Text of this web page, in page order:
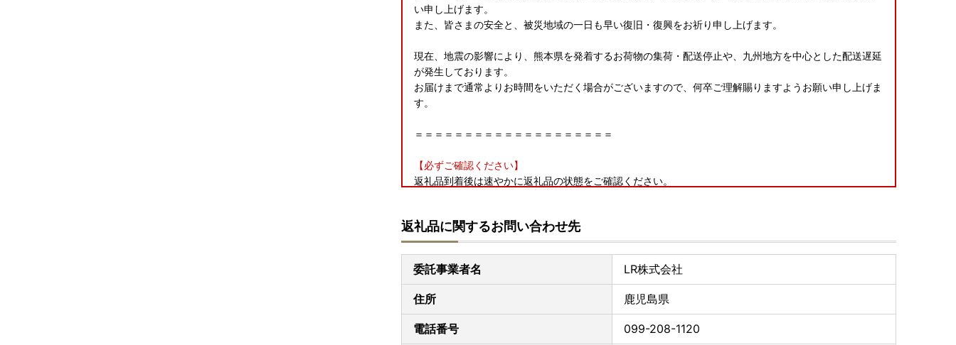
い申し上げます。
また、皆さまの安全と、被災地域の一日も早い復旧・復興をお祈り申し上げます。
現在、地震の影響により、熊本県を発着するお荷物の集荷・配送停止や、九州地方を中心とした配送遅延
が発生しております。
お届けまで通常よりお時間をいただく場合がございますので、何卒ご理解賜りますようお願い申し上げま
す。
＝＝＝＝＝＝＝＝＝＝＝＝＝＝＝＝＝＝＝＝
【必ずご確認ください】
返礼品到着後は速やかに返礼品の状態をご確認ください。
《kirishima@lrinc.jp》
尚、到着後3日以上経過した際は対応いたしかねます。
ご了承の上、お申込みくださいますようお願い申し上げます。
▼マイナンバーカードをお持ちの方へ朗報♪▼
霧島市ふるさと納税のワンストップは、申請アプリ「IAM」で簡単便利にスマホで完結！
------------------
返礼品に関するお問い合わせ先
委託事業者名 LR株式会社
住所 鹿児島県
電話番号 099-208-1120